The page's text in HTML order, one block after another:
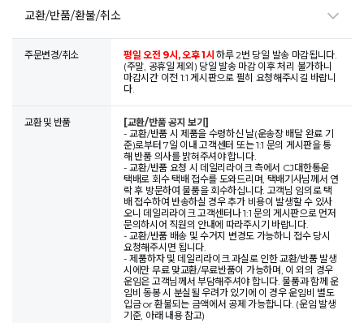
교환/반품/환불/취소
주문변경/취소 평일 오전 9시, 오후 1시하루 2번 당일 발송 마감됩니다.
(주말, 공휴일 제외) 당일 발송 마감 이후 처리 불가하니
마감시간 이전 1:1 게시판으로 필히 요청해주시길 바랍니
다.
교환 및 반품
[교환/반품 공지 보기]
- 교환/반품 시 제품을 수령하신 날(운송장 배달 완료 기
준)로부터 7일 이내 고객센터 또는 1:1 문의 게시판을 통
해 반품 의사를 밝혀주셔야 합니다.
- 교환/반품 요청 시 데일리라이크 측에서 CJ대한통운
택배로 회수 택배 접수를 도와드리며, 택배기사님께서 연
락 후 방문하여 물품을 회수하십니다. 고객님 임의로 택
배 접수하여 반송하실 경우 추가 비용이 발생할 수 있사
오니 데일리라이크 고객센터나 1:1 문의 게시판으로 먼저
문의하시어 직원의 안내에 따라주시기 바랍니다.
- 교환/반품 배송 및 수거지 변경도 가능하니 접수 당시
요청해주시면 됩니다.
- 제품하자 및 데일리라이크 과실로 인한 교환/반품 발생
시에만 무료 맞교환/무료반품이 가능하며, 이 외의 경우
운임은 고객님께서 부담해주셔야 합니다. 물품과 함께 운
임비 동봉 시 분실될 우려가 있기에 이 경우 운임비 별도
입금 or 환불되는 금액에서 공제 가능합니다. (운임 발생
기준, 아래 내용 참고)